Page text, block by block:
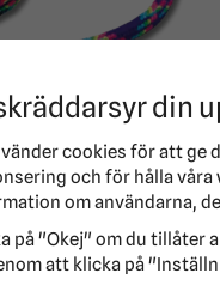
din
cookies för att ge
och för hålla
om användarna,
på "Okej" om du tillåter
att klicka på